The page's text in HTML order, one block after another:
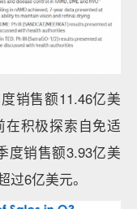
销售额11.46亿美
在积极探索自免适
度销售额3.93亿美
6亿美元。